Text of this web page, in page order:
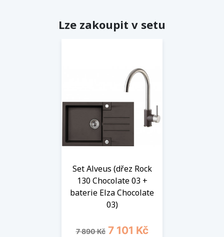
Lze zakoupit v setu
Set Alveus (dřez Rock
130 Chocolate 03 +
baterie Elza Chocolate
03)
Běžná cena
7 890 Kč Cena
7 101 Kč